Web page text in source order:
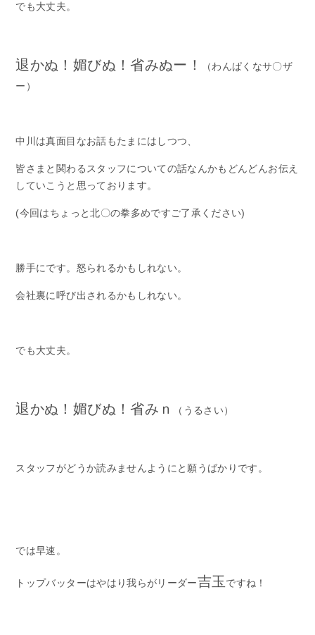
でも大丈夫。
退かぬ！媚びぬ！省みぬー！
（わんぱくなサ〇ザ
ー）
中川は真面目なお話もたまにはしつつ、
皆さまと関わるスタッフについての話なんかもどんどんお伝え
していこうと思っております。
(今回はちょっと北〇の拳多めですご了承ください)
勝手にです。怒られるかもしれない。
会社裏に呼び出されるかもしれない。
でも大丈夫。
退かぬ！媚びぬ！省みｎ （うるさい）
スタッフがどうか読みませんようにと願うばかりです。
では早速。
トップバッターはやはり我らがリーダー吉玉ですね！